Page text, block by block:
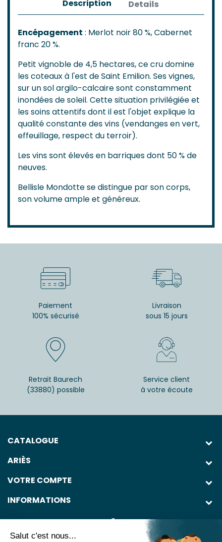
Description Details
Encépagement : Merlot noir 80 %, Cabernet
franc 20 %.
Petit vignoble de 4,5 hectares, ce cru domine
les coteaux à l'est de Saint Emilion. Ses vignes,
sur un sol argilo-calcaire sont constamment
inondées de soleil. Cette situation privilégiée et
les soins attentifs dont il est l'objet explique la
qualité constante des vins (vendanges en vert,
effeuillage, respect du terroir).
Les vins sont élevés en barriques dont 50 % de
neuves.
Bellisle Mondotte se distingue par son corps,
son volume ample et généreux.
Paiement
100% sécurisé
Livraison
sous 15 jours
Retrait Baurech
(33880) possible
Service client
à votre écoute
CATALOGUE
ARIÈS
VOTRE COMPTE
INFORMATIONS
Salut c'est nous...